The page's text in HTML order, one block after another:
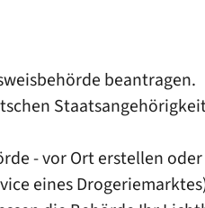
beantragen.
- vor Ort erstellen
eines